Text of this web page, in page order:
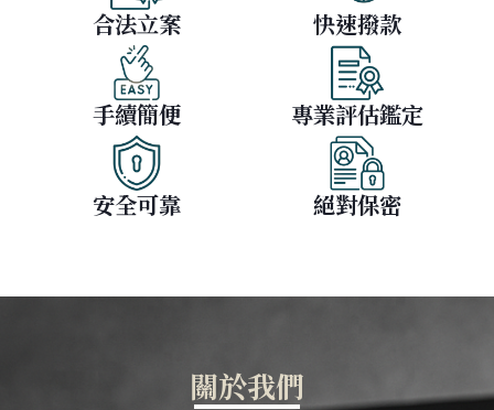
合法立案 快速撥款
手續簡便 專業評估鑑定
安全可靠 絕對保密
關於我們